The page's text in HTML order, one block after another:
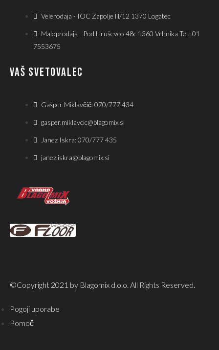
Velerodaja - IOC Zapolje lll/12 1370 Logatec
Maloprodaja - Pod Hruševco 48c 1360 Vrhnika Tel.: 01
7553675
VAŠ SVETOVALEC
Gašper Miklavčič: 070/777 434
gasper.miklavcic@blagomix.si
Janez Iskra: 070/777 435
janez.iskra@blagomix.si
©Copyright 2021 by Blagomix d.o.o. All Rights Reserved.
Pogoji uporabe
Pomoč